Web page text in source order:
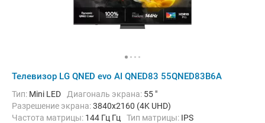
Телевизор LG QNED evo AI QNED83 55QNED83B6A
Тип: Mini LED Диагональ экрана: 55 "
Разрешение экрана:3840x2160 (4K UHD)
Частота матрицы: 144 Гц Гц Тип матрицы: IPS